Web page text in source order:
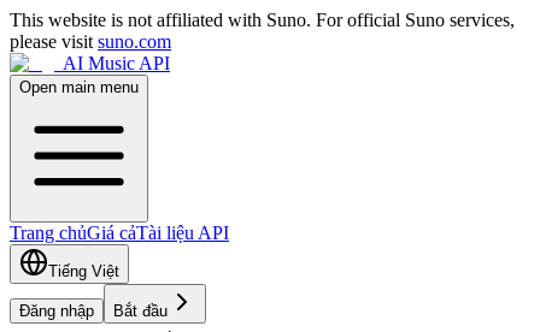
This website is not affiliated with Suno. For official Suno services,
please visit suno.com
AI Music API
Open main menu
Trang chủGiá cảTài liệu API
Tiếng Việt
Đăng nhập Bắt đầu